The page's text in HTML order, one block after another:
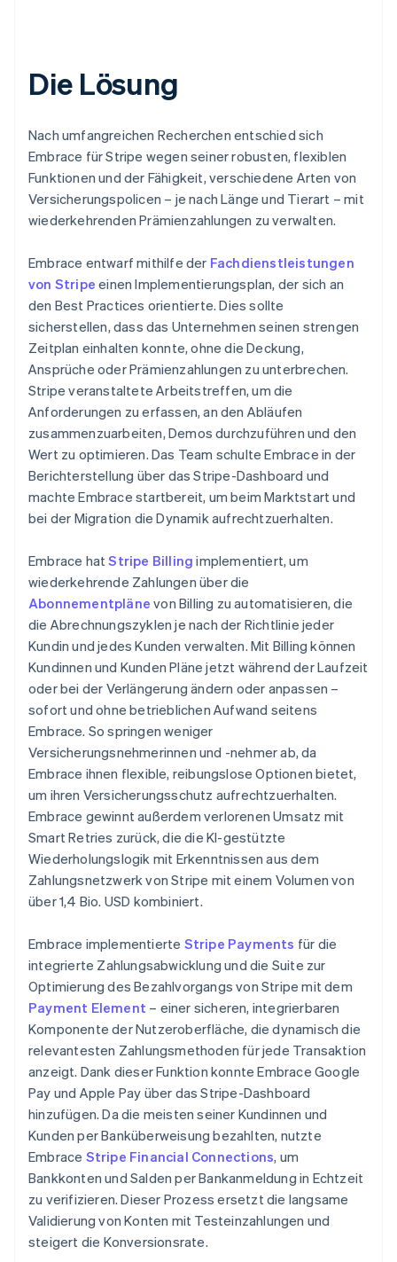
Die Lösung
Nach umfangreichen Recherchen entschied sich
Embrace für Stripe wegen seiner robusten, flexiblen
Funktionen und der Fähigkeit, verschiedene Arten von
Versicherungspolicen – je nach Länge und Tierart – mit
wiederkehrenden Prämienzahlungen zu verwalten.
Embrace entwarf mithilfe der Fachdienstleistungen
von Stripe einen Implementierungsplan, der sich an
den Best Practices orientierte. Dies sollte
sicherstellen, dass das Unternehmen seinen strengen
Zeitplan einhalten konnte, ohne die Deckung,
Ansprüche oder Prämienzahlungen zu unterbrechen.
Stripe veranstaltete Arbeitstreffen, um die
Anforderungen zu erfassen, an den Abläufen
zusammenzuarbeiten, Demos durchzuführen und den
Wert zu optimieren. Das Team schulte Embrace in der
Berichterstellung über das Stripe-Dashboard und
machte Embrace startbereit, um beim Marktstart und
bei der Migration die Dynamik aufrechtzuerhalten.
Embrace hatStripe Billing implementiert, um
wiederkehrende Zahlungen über die
Abonnementpläne von Billing zu automatisieren, die
die Abrechnungszyklen je nach der Richtlinie jeder
Kundin und jedes Kunden verwalten. Mit Billing können
Kundinnen und Kunden Pläne jetzt während der Laufzeit
oder bei der Verlängerung ändern oder anpassen –
sofort und ohne betrieblichen Aufwand seitens
Embrace. So springen weniger
Versicherungsnehmerinnen und -nehmer ab, da
Embrace ihnen flexible, reibungslose Optionen bietet,
um ihren Versicherungsschutz aufrechtzuerhalten.
Embrace gewinnt außerdem verlorenen Umsatz mit
Smart Retries zurück, die die KI-gestützte
Wiederholungslogik mit Erkenntnissen aus dem
Zahlungsnetzwerk von Stripe mit einem Volumen von
über 1,4 Bio. USD kombiniert.
Embrace implementierte Stripe Payments für die
integrierte Zahlungsabwicklung und die Suite zur
Optimierung des Bezahlvorgangs von Stripe mit dem
Payment Element – einer sicheren, integrierbaren
Komponente der Nutzeroberfläche, die dynamisch die
relevantesten Zahlungsmethoden für jede Transaktion
anzeigt. Dank dieser Funktion konnte Embrace Google
Pay und Apple Pay über das Stripe-Dashboard
hinzufügen. Da die meisten seiner Kundinnen und
Kunden per Banküberweisung bezahlten, nutzte
Embrace Stripe Financial Connections, um
Bankkonten und Salden per Bankanmeldung in Echtzeit
zu verifizieren. Dieser Prozess ersetzt die langsame
Validierung von Konten mit Testeinzahlungen und
steigert die Konversionsrate.